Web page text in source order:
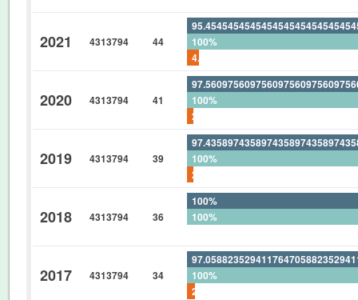
2021 4313794 44
100%
2020 4313794 41
100%
2019 4313794 39
100%
2018 4313794 36
100%
100%
2017 4313794 34
100%